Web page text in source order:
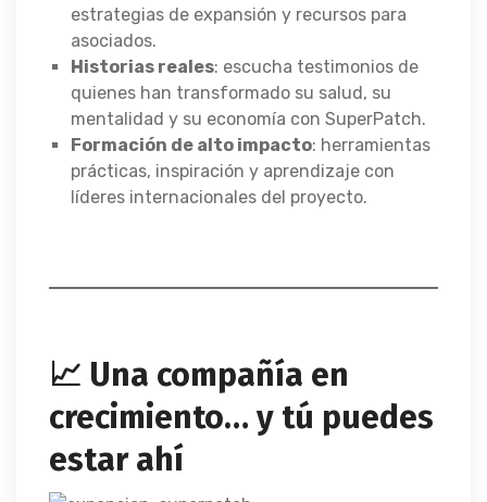
estrategias de expansión y recursos para
asociados.
Historias reales: escucha testimonios de
quienes han transformado su salud, su
mentalidad y su economía con SuperPatch.
Formación de alto impacto: herramientas
prácticas, inspiración y aprendizaje con
líderes internacionales del proyecto.
📈 Una compañía en
crecimiento… y tú puedes
estar ahí